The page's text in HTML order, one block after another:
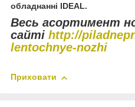
обладнанні IDEAL.
Весь асортимент
сайті http://
lentochnye-nozhi
Приховати